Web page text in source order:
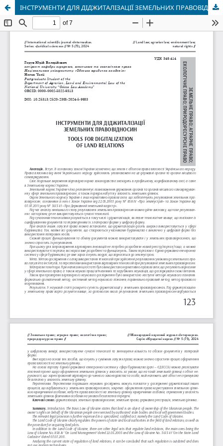
ІНСТРУМЕНТИ ДЛЯ ДІДЖИТАЛІЗАЦІЇ ЗЕМЕЛЬНИХ ПРАВОВІДНОСИН